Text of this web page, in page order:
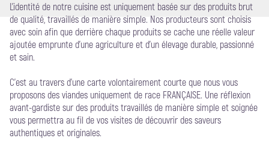
L’identité de notre cuisine est uniquement basée sur des produits brut
de qualité, travaillés de manière simple. Nos producteurs sont choisis
avec soin afin que derrière chaque produits se cache une réelle valeur
ajoutée emprunte d’une agriculture et d’un élevage durable, passionné
et sain.
C’est au travers d’une carte volontairement courte que nous vous
proposons des viandes uniquement de race FRANÇAISE. Une réflexion
avant-gardiste sur des produits travaillés de manière simple et soignée
vous permettra au fil de vos visites de découvrir des saveurs
authentiques et originales.